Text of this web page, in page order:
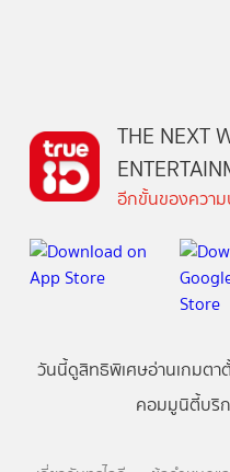
THE NEXT
อีกขั้นของความ
วันนี้ดูสิทธิพิเศษอ่านเกมตา
คอมมูนิตี้บริ